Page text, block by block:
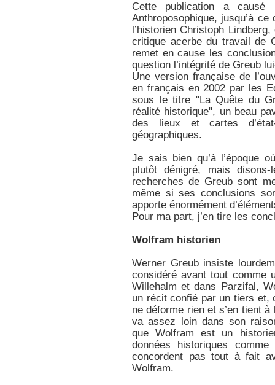
Cette publication a
Anthroposophique, jusqu’à ce
l’historien Christoph
critique acerbe du travail de
remet en cause les
question l’intégrité de Greub
Une version française de
en français en 2002 par les
sous le titre "La Quête du
réalité historique", un beau
des lieux et cartes
géographiques.
Je sais bien qu’à l’époque
plutôt dénigré, mais
recherches de Greub sont
même si ses conclusions
apporte énormément
Pour ma part, j’en tire les
Wolfram historien
Werner Greub insiste
considéré avant tout comme
Willehalm et dans Parzifal,
un récit confié par un tiers et,
ne déforme rien et s’en tient
va assez loin dans son
que Wolfram est un
données historiques
concordent pas tout à fait
Wolfram.